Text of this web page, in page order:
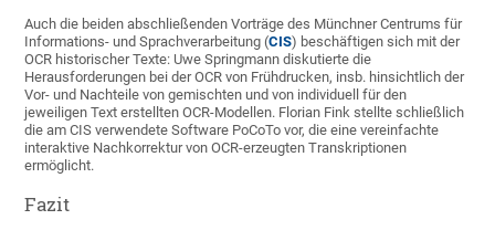
Auch die beiden abschließenden Vorträge des Münchner Centrums für
Informations- und Sprachverarbeitung (CIS) beschäftigen sich mit der
OCR historischer Texte: Uwe Springmann diskutierte die
Herausforderungen bei der OCR von Frühdrucken, insb. hinsichtlich der
Vor- und Nachteile von gemischten und von individuell für den
jeweiligen Text erstellten OCR-Modellen. Florian Fink stellte schließlich
die am CIS verwendete Software PoCoTo vor, die eine vereinfachte
interaktive Nachkorrektur von OCR-erzeugten Transkriptionen
ermöglicht.
Fazit